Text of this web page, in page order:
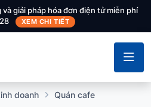
giải pháp hóa đơn điện tử miễn phí
XEM CHI TIẾT
doanh
Quán cafe